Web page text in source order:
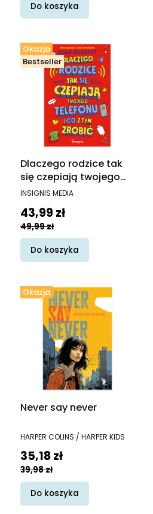
Do koszyka
Okazja
Bestseller
Dlaczego rodzice tak
się czepiają twojego
telefonu i co z tym
PRODUCENT
INSIGNIS MEDIA
Cena promocyjna
43,99 zł
49,99 zł
Do koszyka
Okazja
Never say never
PRODUCENT
HARPER COLINS / HARPER KIDS
Cena promocyjna
35,18 zł
39,98 zł
Do koszyka